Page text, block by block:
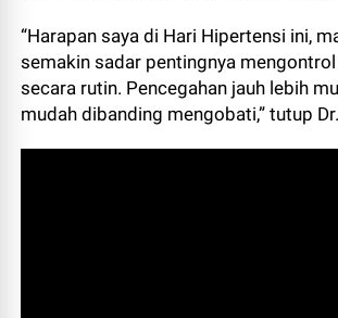
“Harapan saya di Hari Hipertensi ini,
semakin sadar pentingnya
secara rutin. Pencegahan jauh lebih
mudah dibanding mengobati,” tutup